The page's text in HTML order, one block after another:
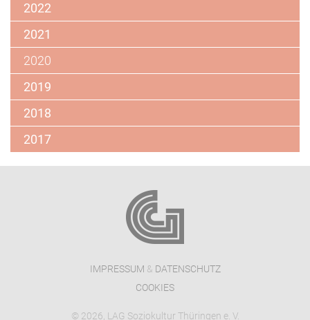
2022
2021
2020
2019
2018
2017
IMPRESSUM & DATENSCHUTZ
COOKIES
© 2026, LAG Soziokultur Thüringen e. V.